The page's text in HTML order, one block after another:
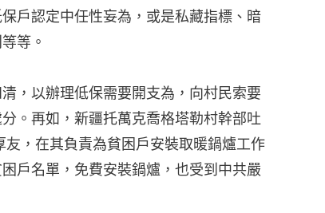
戶認定中任性妄為，或是私藏指標、暗
等。
，以辦理低保需要開支為，向村民索要
。再如，新疆托萬克喬格塔勒村幹部吐
友，在其負責為貧困戶安裝取暖鍋爐工作
戶名單，免費安裝鍋爐，也受到中共嚴